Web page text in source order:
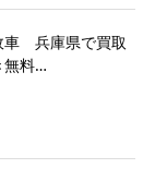
車 兵庫県で買取
無料…